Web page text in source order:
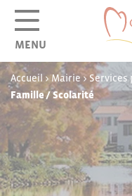
MENU
Accueil >Mairie> Services
Famille / Scolarité
Panneau de gestion des